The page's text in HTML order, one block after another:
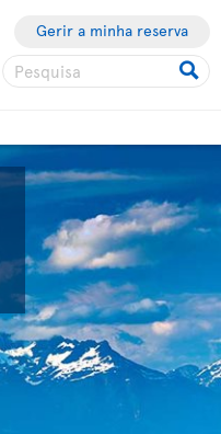
Gerir a minha reserva